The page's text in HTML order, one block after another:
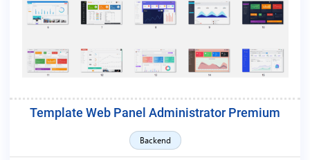
Template Web Panel Administrator Premium
Backend